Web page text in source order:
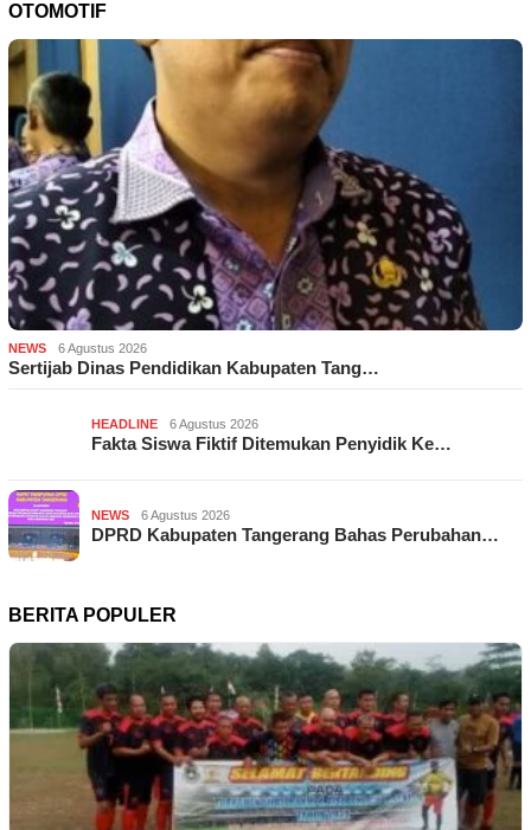
OTOMOTIF
NEWS 6 Agustus 2026
Sertijab Dinas Pendidikan Kabupaten Tang…
HEADLINE 6 Agustus 2026
Fakta Siswa Fiktif Ditemukan Penyidik Ke…
NEWS 6 Agustus 2026
DPRD Kabupaten Tangerang Bahas Perubahan…
BERITA POPULER